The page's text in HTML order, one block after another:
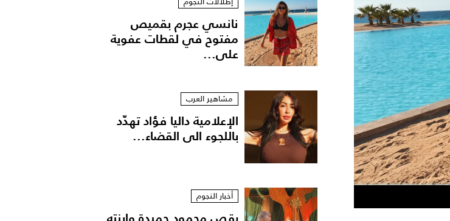
نانسي عجرم بقميص
مفتوح في لقطات عفوية
على...
مشاهير العرب
الإعلامية داليا فؤاد تهدّد
باللجوء الى القضاء...
أخبار النجوم